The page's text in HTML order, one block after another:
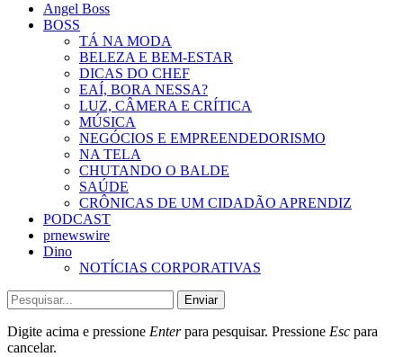
Angel Boss
BOSS
TÁ NA MODA
BELEZA E BEM-ESTAR
DICAS DO CHEF
EAÍ, BORA NESSA?
LUZ, CÂMERA E CRÍTICA
MÚSICA
NEGÓCIOS E EMPREENDEDORISMO
NA TELA
CHUTANDO O BALDE
SAÚDE
CRÔNICAS DE UM CIDADÃO APRENDIZ
PODCAST
prnewswire
Dino
NOTÍCIAS CORPORATIVAS
Enviar
Digite acima e pressione Enterpara pesquisar. Pressione Esc para
cancelar.